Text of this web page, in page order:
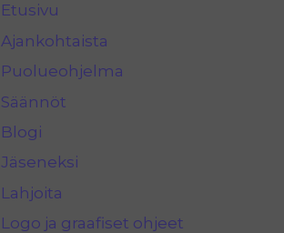
Etusivu
Ajankohtaista
Puolueohjelma
Säännöt
Blogi
Jäseneksi
Lahjoita
Logo ja graafiset ohjeet